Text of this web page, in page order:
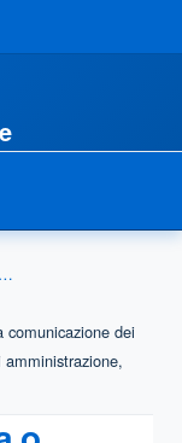
Organizzazione
dei